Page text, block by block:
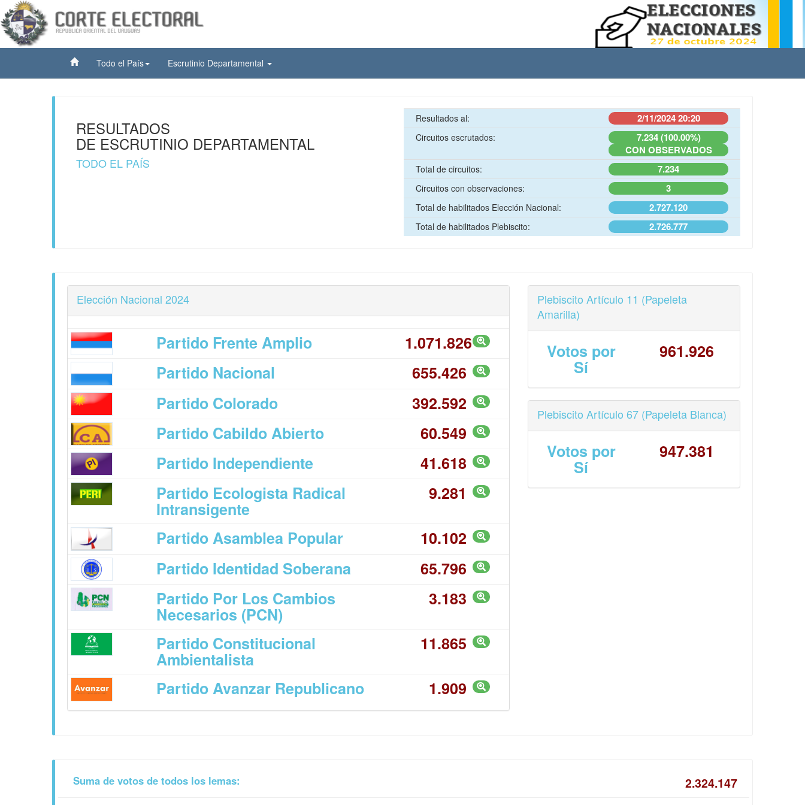
Todo el País Escrutinio Departamental
RESULTADOS
DE ESCRUTINIO DEPARTAMENTAL
TODO EL PAÍS
Resultados al: 2/11/2024 20:20
Circuitos escrutados:
7.234 (100.00%)
CON OBSERVADOS
Total de circuitos: 7.234
Circuitos con observaciones: 3
Total de habilitados Elección Nacional: 2.727.120
Total de habilitados Plebiscito: 2.726.777
Elección Nacional 2024
Partido Frente Amplio
1.071.826
Partido Nacional
655.426
Partido Colorado
392.592
Partido Cabildo Abierto
60.549
Partido Independiente
41.618
Partido Ecologista Radical
Intransigente
9.281
Partido Asamblea Popular
10.102
Partido Identidad Soberana
65.796
Partido Por Los Cambios
Necesarios (PCN)
3.183
Partido Constitucional
Ambientalista
11.865
Partido Avanzar Republicano 1.909
Plebiscito Artículo 11 (Papeleta
Amarilla)
Votos por
Sí
961.926
Plebiscito Artículo 67 (Papeleta Blanca)
Votos por
Sí
947.381
Suma de votos de todos los lemas: 2.324.147